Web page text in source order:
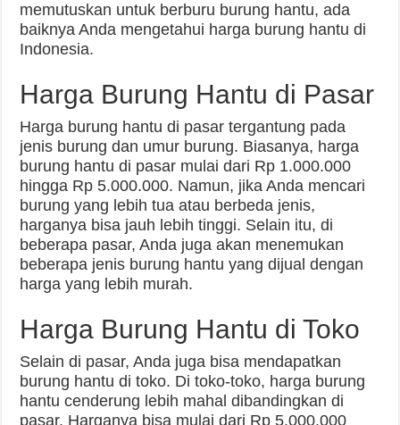
memutuskan untuk berburu burung hantu, ada
baiknya Anda mengetahui harga burung hantu di
Indonesia.
Harga Burung Hantu di Pasar
Harga burung hantu di pasar tergantung pada
jenis burung dan umur burung. Biasanya, harga
burung hantu di pasar mulai dari Rp 1.000.000
hingga Rp 5.000.000. Namun, jika Anda mencari
burung yang lebih tua atau berbeda jenis,
harganya bisa jauh lebih tinggi. Selain itu, di
beberapa pasar, Anda juga akan menemukan
beberapa jenis burung hantu yang dijual dengan
harga yang lebih murah.
Harga Burung Hantu di Toko
Selain di pasar, Anda juga bisa mendapatkan
burung hantu di toko. Di toko-toko, harga burung
hantu cenderung lebih mahal dibandingkan di
pasar. Harganya bisa mulai dari Rp 5.000.000